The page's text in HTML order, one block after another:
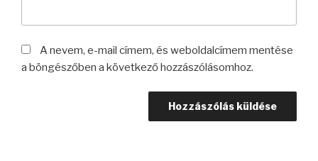
A nevem, e-mail címem, és weboldalcímem mentése
a böngészőben a következő hozzászólásomhoz.